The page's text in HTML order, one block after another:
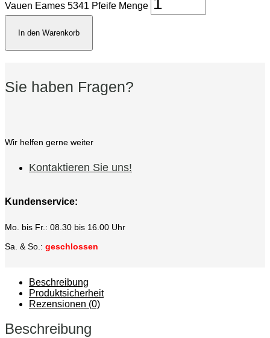
Vauen Eames 5341 Pfeife Menge
In den Warenkorb
Sie haben Fragen?
Wir helfen gerne weiter
Kontaktieren Sie uns!
Kundenservice:
Mo. bis Fr.: 08.30 bis 16.00 Uhr
Sa. & So.: geschlossen
Beschreibung
Produktsicherheit
Rezensionen (0)
Beschreibung